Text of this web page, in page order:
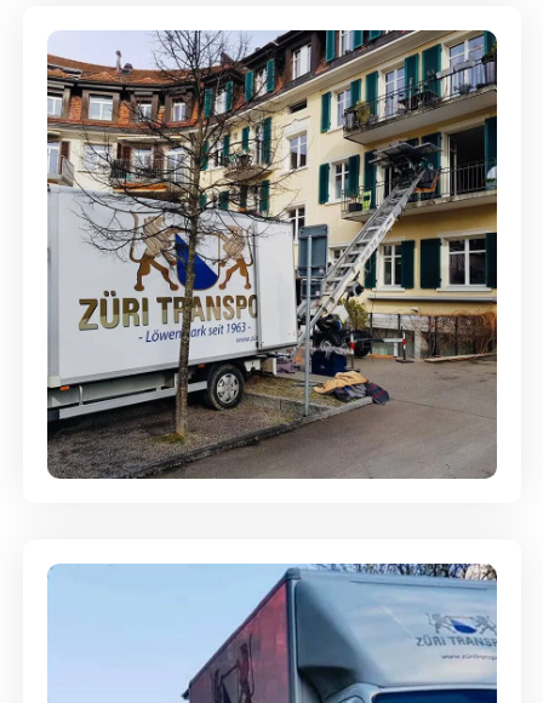
Entsorgung & Räumung